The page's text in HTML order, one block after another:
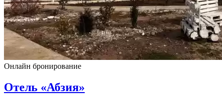
Онлайн бронирование
Отель «Абзия»